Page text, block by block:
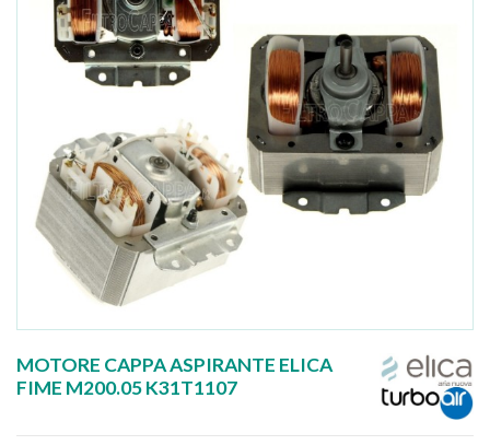
MOTORE CAPPA ASPIRANTE ELICA
FIME M200.05 K31T1107